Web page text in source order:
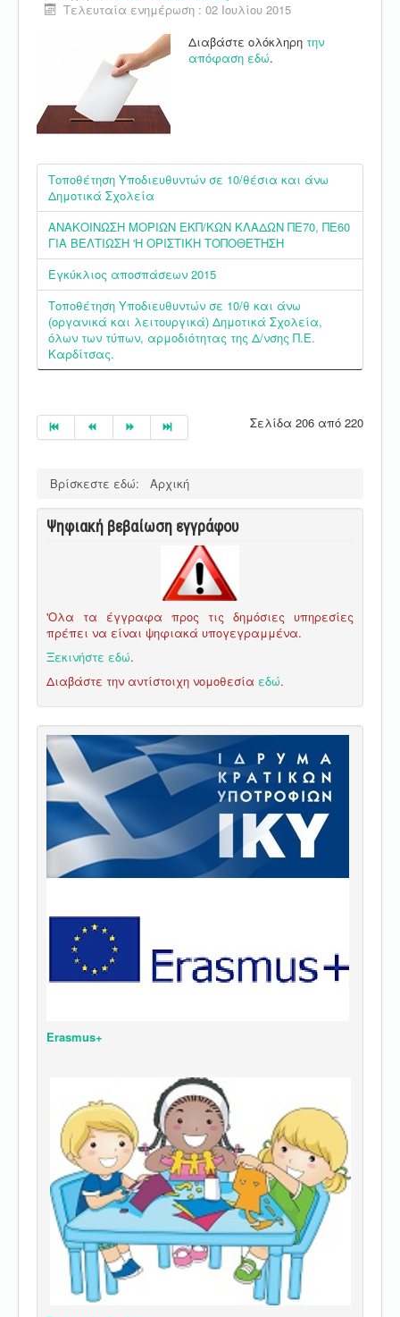
Τελευταία ενημέρωση : 02 Ιουλίου 2015
Διαβάστε ολόκληρη την
απόφαση εδώ.
Τοποθέτηση Υποδιευθυντών σε 10/θέσια και άνω
Δημοτικά Σχολεία
ΑΝΑΚΟΙΝΩΣΗ ΜΟΡΙΩΝ ΕΚΠ/ΚΩΝ ΚΛΑΔΩΝ ΠΕ70, ΠΕ60
ΓΙΑ ΒΕΛΤΙΩΣΗ 'Η ΟΡΙΣΤΙΚΗ ΤΟΠΟΘΕΤΗΣΗ
Εγκύκλιος αποσπάσεων 2015
Τοποθέτηση Υποδιευθυντών σε 10/θ και άνω
(οργανικά και λειτουργικά) Δημοτικά Σχολεία,
όλων των τύπων, αρμοδιότητας της Δ/νσης Π.Ε.
Καρδίτσας.
Σελίδα 206 από 220
Βρίσκεστε εδώ: Αρχική
Ψηφιακή βεβαίωση εγγράφου
'Ολα τα έγγραφα προς τις δημόσιες υπηρεσίες
πρέπει να είναι ψηφιακά υπογεγραμμένα.
Ξεκινήστε εδώ.
Διαβάστε την αντίστοιχη νομοθεσία εδώ.
Erasmus+